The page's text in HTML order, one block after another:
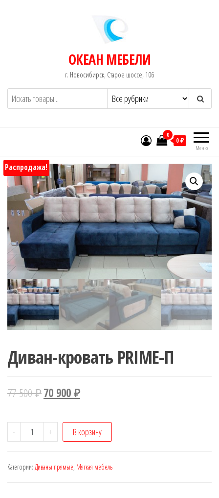
ОКЕАН МЕБЕЛИ
г. Новосибирск, Старое шоссе, 106
Меню
0
0 ₽
Распродажа!
Диван-кровать PRIME-П
77 500₽70 900₽
-
Количество
Диван-
PRIME-
+ В корзину
Категории: Диваны прямые, Мягкая мебель